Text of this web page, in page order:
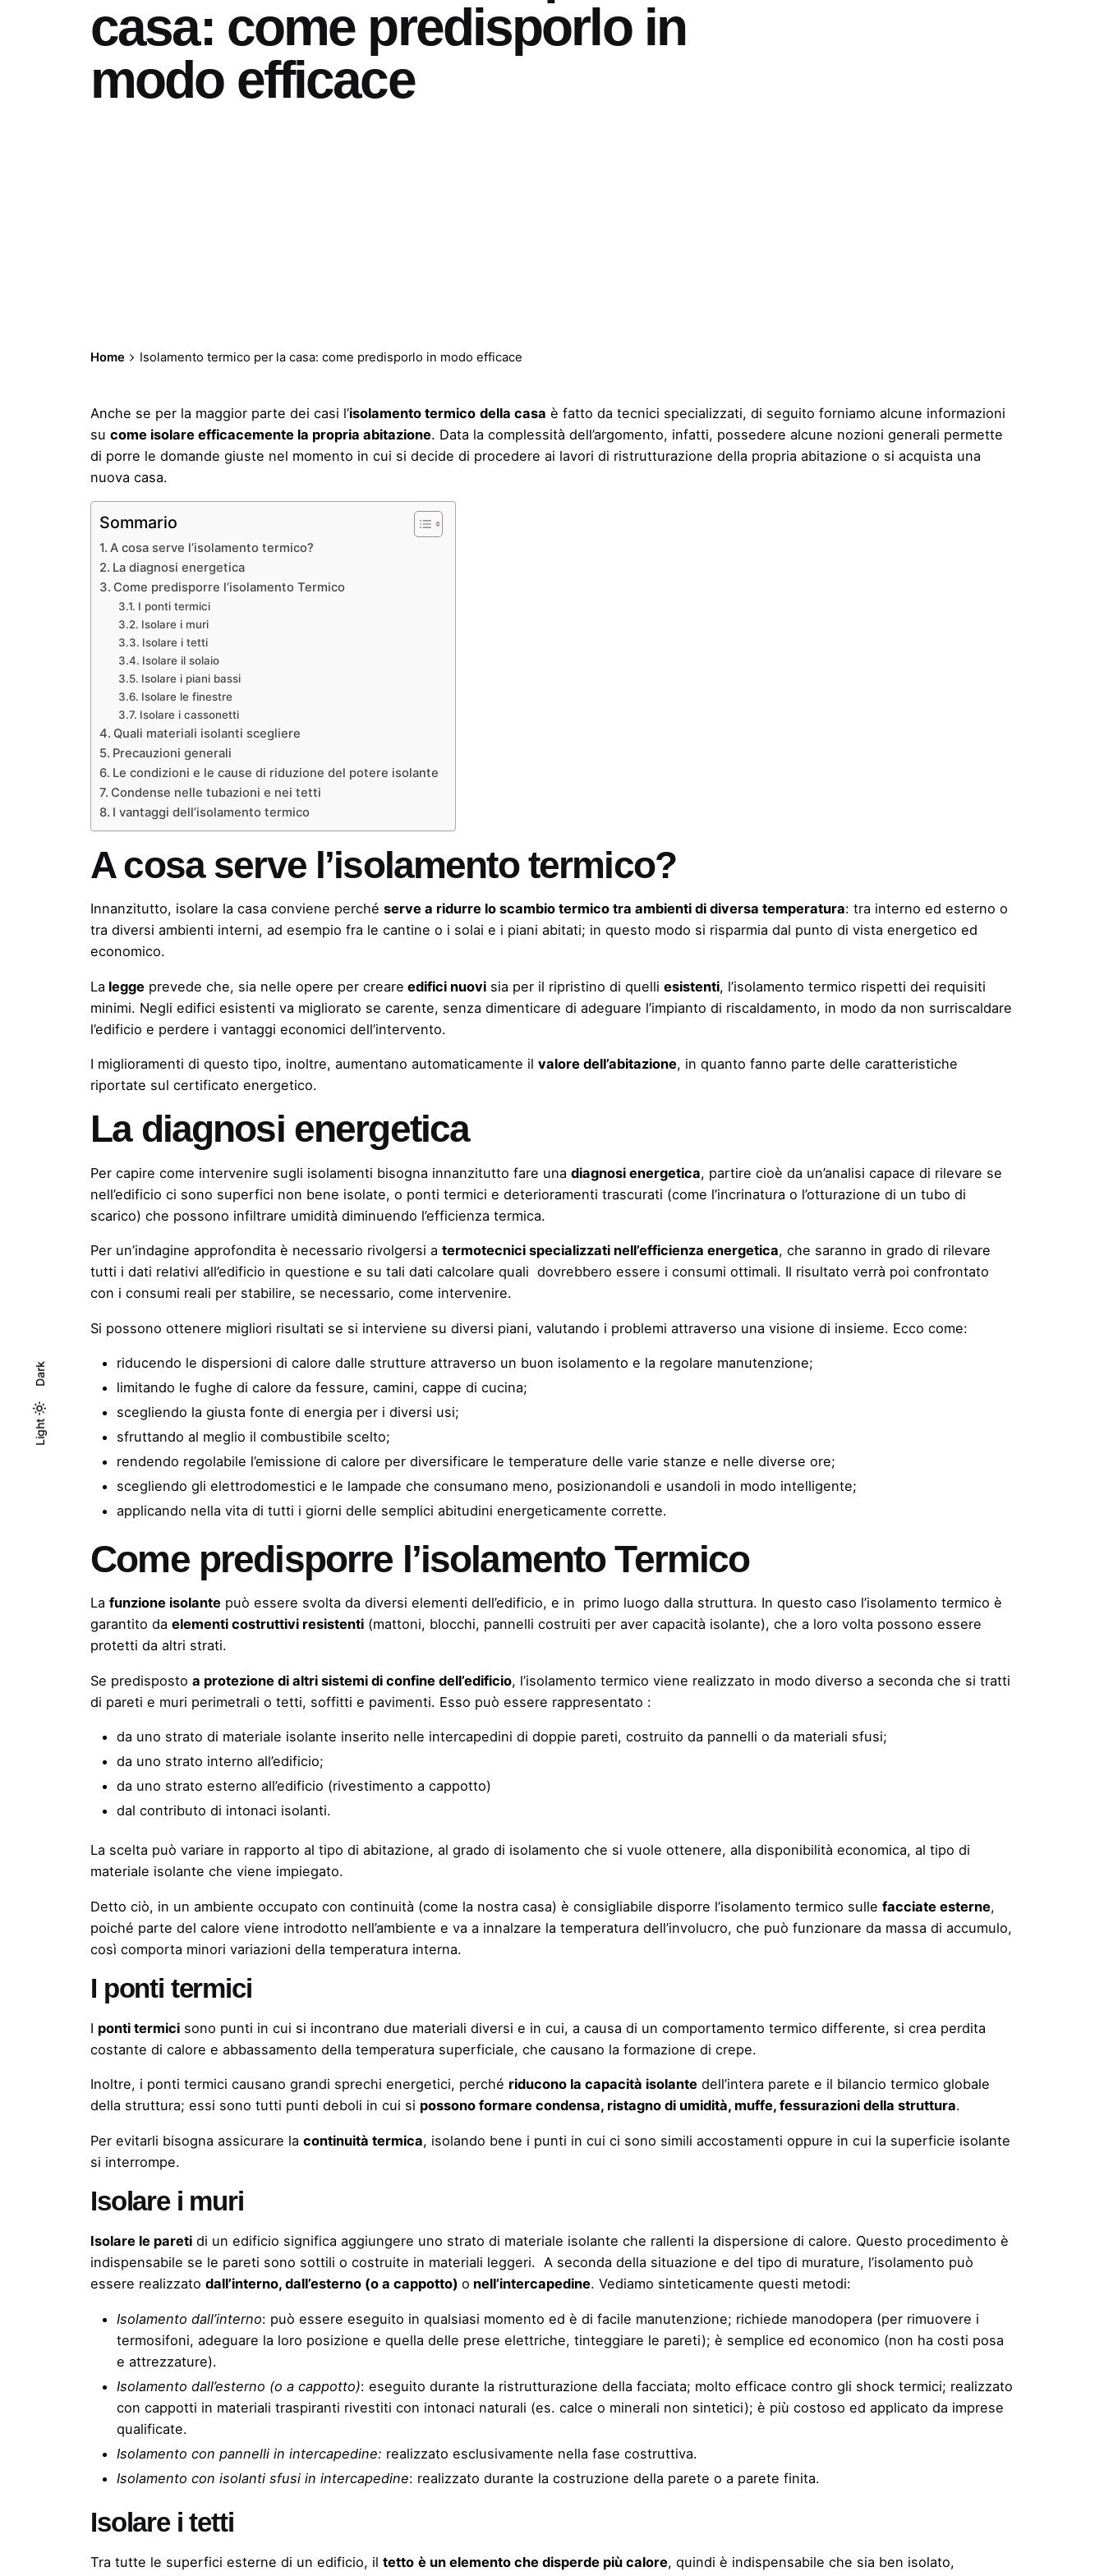
Light
Dark
Light
Dark
casa: come predisporlo in
modo efficace
Home Isolamento termico per la casa: come predisporlo in modo efficace
Anche se per la maggior parte dei casi l’isolamento termico della casa è fatto da tecnici specializzati, di seguito forniamo alcune informazioni
sucome isolare efficacemente la propria abitazione. Data la complessità dell’argomento, infatti, possedere alcune nozioni generali permette
di porre le domande giuste nel momento in cui si decide di procedere ai lavori di ristrutturazione della propria abitazione o si acquista una
nuova casa.
Sommario
A cosa serve l’isolamento termico?
La diagnosi energetica
Come predisporre l’isolamento Termico
I ponti termici
Isolare i muri
Isolare i tetti
Isolare il solaio
Isolare i piani bassi
Isolare le finestre
Isolare i cassonetti
Quali materiali isolanti scegliere
Precauzioni generali
Le condizioni e le cause di riduzione del potere isolante
Condense nelle tubazioni e nei tetti
I vantaggi dell’isolamento termico
A cosa serve l’isolamento termico?
Innanzitutto, isolare la casa conviene perchéserve a ridurre lo scambio termico tra ambienti di diversa temperatura: tra interno ed esterno o
tra diversi ambienti interni, ad esempio fra le cantine o i solai e i piani abitati; in questo modo si risparmia dal punto di vista energetico ed
economico.
La legge prevede che, sia nelle opere per creare edifici nuovi sia per il ripristino di quelliesistenti, l’isolamento termico rispetti dei requisiti
minimi. Negli edifici esistenti va migliorato se carente, senza dimenticare di adeguare l’impianto di riscaldamento, in modo da non surriscaldare
l’edificio e perdere i vantaggi economici dell’intervento.
I miglioramenti di questo tipo, inoltre, aumentano automaticamente ilvalore dell’abitazione, in quanto fanno parte delle caratteristiche
riportate sul certificato energetico.
La diagnosi energetica
Per capire come intervenire sugli isolamenti bisogna innanzitutto fare unadiagnosi energetica, partire cioè da un’analisi capace di rilevare se
nell’edificio ci sono superfici non bene isolate, o ponti termici e deterioramenti trascurati (come l’incrinatura o l’otturazione di un tubo di
scarico) che possono infiltrare umidità diminuendo l’efficienza termica.
Per un’indagine approfondita è necessario rivolgersi atermotecnici specializzati nell’efficienza energetica, che saranno in grado di rilevare
tutti i dati relativi all’edificio in questione e su tali dati calcolare quali dovrebbero essere i consumi ottimali. Il risultato verrà poi confrontato
con i consumi reali per stabilire, se necessario, come intervenire.
Si possono ottenere migliori risultati se si interviene su diversi piani, valutando i problemi attraverso una visione di insieme. Ecco come:
riducendo le dispersioni di calore dalle strutture attraverso un buon isolamento e la regolare manutenzione;
limitando le fughe di calore da fessure, camini, cappe di cucina;
scegliendo la giusta fonte di energia per i diversi usi;
sfruttando al meglio il combustibile scelto;
rendendo regolabile l’emissione di calore per diversificare le temperature delle varie stanze e nelle diverse ore;
scegliendo glielettrodomestici e le lampade che consumano meno, posizionandoli e usandoli in modo intelligente;
applicando nella vita di tutti i giorni delle semplici abitudini energeticamente corrette.
Come predisporre l’isolamento Termico
Lafunzione isolante può essere svolta da diversi elementi dell’edificio, e in primo luogo dalla struttura. In questo caso l’isolamento termico è
garantito daelementi costruttivi resistenti (mattoni, blocchi, pannelli costruiti per aver capacità isolante), che a loro volta possono essere
protetti da altri strati.
Se predispostoa protezione di altri sistemi di confine dell’edificio, l’isolamento termico viene realizzato in modo diverso a seconda che si tratti
di pareti e muri perimetrali o tetti, soffitti e pavimenti. Esso può essere rappresentato :
da uno strato di materiale isolante inserito nelle intercapedini di doppie pareti, costruito da pannelli o da materiali sfusi;
da uno strato interno all’edificio;
da uno strato esterno all’edificio (rivestimento a cappotto)
dal contributo di intonaci isolanti.
La scelta può variare in rapporto al tipo di abitazione, al grado di isolamento che si vuole ottenere, alla disponibilità economica, al tipo di
materiale isolante che viene impiegato.
Detto ciò, in un ambiente occupato con continuità (come la nostra casa) è consigliabile disporre l’isolamento termico sullefacciate esterne,
poiché parte del calore viene introdotto nell’ambiente e va a innalzare la temperatura dell’involucro, che può funzionare da massa di accumulo,
così comporta minori variazioni della temperatura interna.
I ponti termici
I ponti termici sono punti in cui si incontrano due materiali diversi e in cui, a causa di un comportamento termico differente, si crea perdita
costante di calore e abbassamento della temperatura superficiale, che causano la formazione di crepe.
Inoltre, i ponti termici causano grandi sprechi energetici, perché riducono la capacità isolante dell’intera parete e il bilancio termico globale
della struttura; essi sono tutti punti deboli in cui si possono formare condensa, ristagno di umidità, muffe, fessurazioni della struttura.
Per evitarli bisogna assicurare lacontinuità termica, isolando bene i punti in cui ci sono simili accostamenti oppure in cui la superficie isolante
si interrompe.
Isolare i muri
Isolare le pareti di un edificio significa aggiungere uno strato di materiale isolante che rallenti la dispersione di calore. Questo procedimento è
indispensabile se le pareti sono sottili o costruite in materiali leggeri. A seconda della situazione e del tipo di murature, l’isolamento può
essere realizzatodall’interno, dall’esterno (o a cappotto)o nell’intercapedine. Vediamo sinteticamente questi metodi:
Isolamento dall’interno: può essere eseguito in qualsiasi momento ed è di facile manutenzione; richiede manodopera (per rimuovere i
termosifoni, adeguare la loro posizione e quella delle prese elettriche, tinteggiare le pareti); è semplice ed economico (non ha costi posa
e attrezzature).
Isolamento dall’esterno (o a cappotto): eseguito durante la ristrutturazione della facciata; molto efficace contro gli shock termici; realizzato
con cappotti in materiali traspiranti rivestiti con intonaci naturali (es. calce o minerali non sintetici); è più costoso ed applicato da imprese
qualificate.
Isolamento con pannelli in intercapedine: realizzato esclusivamente nella fase costruttiva.
Isolamento con isolanti sfusi in intercapedine: realizzato durante la costruzione della parete o a parete finita.
Isolare i tetti
Tra tutte le superfici esterne di un edificio, iltetto è un elemento che disperde più calore, quindi è indispensabile che sia ben isolato,